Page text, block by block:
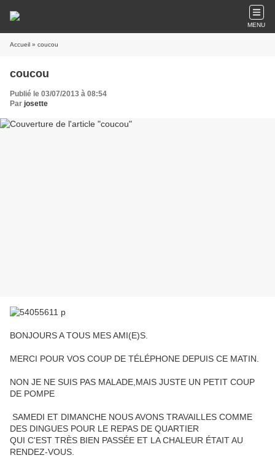
MENU
Accueil » coucou
coucou
Publié le 03/07/2013 à 08:54
Par josette
BONJOURS A TOUS MES AMI(E)S.
MERCI POUR VOS COUP DE TÉLÉPHONE DEPUIS CE MATIN.
NON JE NE SUIS PAS MALADE,MAIS JUSTE UN PETIT COUP
DE POMPE
SAMEDI ET DIMANCHE NOUS AVONS TRAVAILLES COMME
DES DINGUES POUR LE REPAS DE QUARTIER
QUI C'EST TRÈS BIEN PASSÉE ET LA CHALEUR ÉTAIT AU
RENDEZ-VOUS.